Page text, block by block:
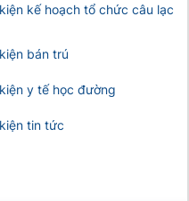
kế hoạch tổ chức câu lạc
bán trú
y tế học đường
tin tức